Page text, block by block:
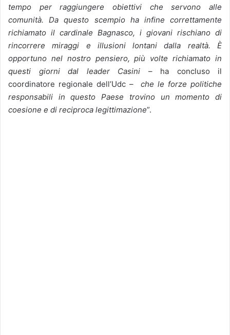
tempo per raggiungere obiettivi che servono alle
comunità. Da questo scempio ha infine correttamente
richiamato il cardinale Bagnasco, i giovani rischiano di
rincorrere miraggi e illusioni lontani dalla realtà. È
opportuno nel nostro pensiero, più volte richiamato in
questi giorni dal leader Casini – ha concluso il
coordinatore regionale dell’Udc – che le forze politiche
responsabili in questo Paese trovino un momento di
coesione e di reciproca legittimazione”.